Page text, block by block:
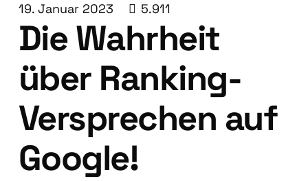
19. Januar 2023
5.911
Die Wahr­heit
über Ran­king-
Ver­spre­chen auf
Goog­le!